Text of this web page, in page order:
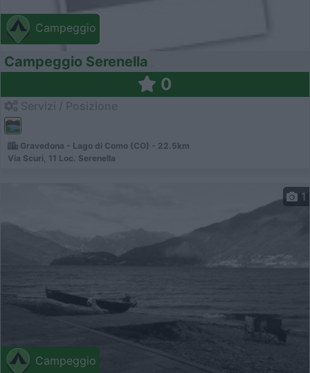
Campeggio
Campeggio Serenella
0
Gravedona - Lago di Como (CO) - 22.5km
Via Scuri, 11 Loc. Serenella
Campeggio
1